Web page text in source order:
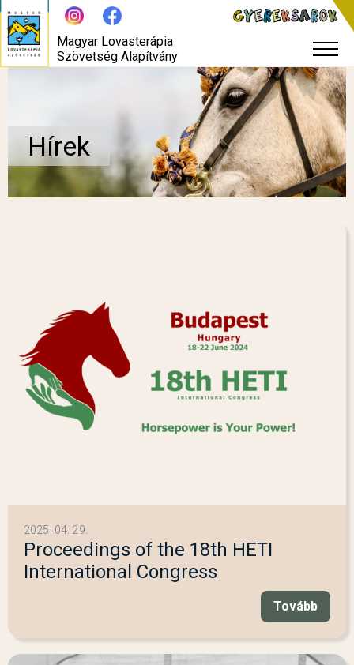
Magyar Lovasterápia
Szövetség Alapítvány
Hírek
2025. 04. 29.
Proceedings of the 18th HETI
International Congress
Tovább